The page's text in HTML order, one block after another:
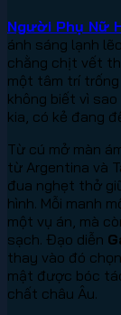
Người Phụ Nữ
ánh sáng lạnh
chằng chịt vết
một tâm trí trống
không biết vì
kia, có kẻ đang
Từ cú mở màn
từ Argentina và
đua nghẹt thở
hình. Mỗi manh
một vụ án, mà
sạch. Đạo diễn
thay vào đó
mật được bóc
chất châu Âu.